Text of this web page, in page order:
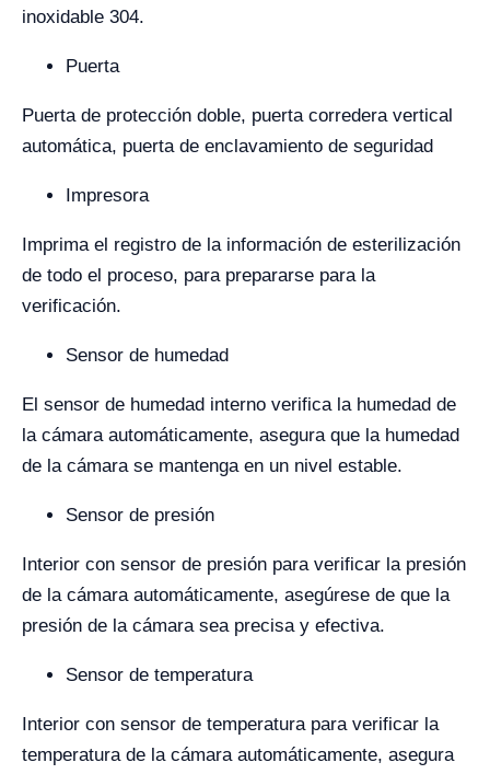
inoxidable 304.
Puerta
Puerta de protección doble, puerta corredera vertical
automática, puerta de enclavamiento de seguridad
Impresora
Imprima el registro de la información de esterilización
de todo el proceso, para prepararse para la
verificación.
Sensor de humedad
El sensor de humedad interno verifica la humedad de
la cámara automáticamente, asegura que la humedad
de la cámara se mantenga en un nivel estable.
Sensor de presión
Interior con sensor de presión para verificar la presión
de la cámara automáticamente, asegúrese de que la
presión de la cámara sea precisa y efectiva.
Sensor de temperatura
Interior con sensor de temperatura para verificar la
temperatura de la cámara automáticamente, asegura